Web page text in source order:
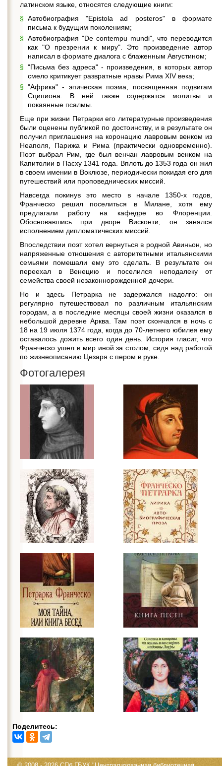
латинском языке, относятся следующие книги:
Автобиография "Epistola ad posteros" в формате
письма к будущим поколениям;
Автобиография "De contempu mundi", что переводится
как "О презрении к миру". Это произведение автор
написал в формате диалога с блаженным Августином;
"Письма без адреса" - произведения, в которых автор
смело критикует развратные нравы Рима XIV века;
"Африка" - эпическая поэма, посвященная подвигам
Сципиона. В ней также содержатся молитвы и
покаянные псалмы.
Еще при жизни Петрарки его литературные произведения
были оценены публикой по достоинству, и в результате он
получил приглашения на коронацию лавровым венком из
Неаполя, Парижа и Рима (практически одновременно).
Поэт выбрал Рим, где был венчан лавровым венком на
Капитолии в Пасху 1341 года. Вплоть до 1353 года он жил
в своем имении в Воклюзе, периодически покидая его для
путешествий или проповеднических миссий.
Навсегда покинув это место в начале 1350-х годов,
Франческо решил поселиться в Милане, хотя ему
предлагали работу на кафедре во Флоренции.
Обосновавшись при дворе Висконти, он занялся
исполнением дипломатических миссий.
Впоследствии поэт хотел вернуться в родной Авиньон, но
напряженные отношения с авторитетными итальянскими
семьями помешали ему это сделать. В результате он
переехал в Венецию и поселился неподалеку от
семейства своей незаконнорожденной дочери.
Но и здесь Петрарка не задержался надолго: он
регулярно путешествовал по различным итальянским
городам, а в последние месяцы своей жизни оказался в
небольшой деревне Арква. Там поэт скончался в ночь с
18 на 19 июля 1374 года, когда до 70-летнего юбилея ему
оставалось дожить всего один день. История гласит, что
Франческо ушел в мир иной за столом, сидя над работой
по жизнеописанию Цезаря с пером в руке.
Фотогалерея
Поделитесь: